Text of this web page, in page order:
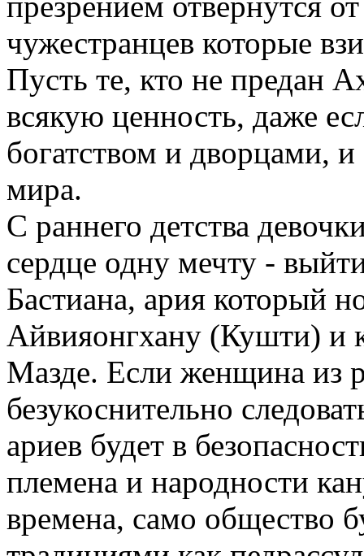
чужестранцев которые
Пусть те, кто не предан
всякую ценность, даже
богатством и дворцами,
мира.
С раннего детства
сердце одну мечту -
Бастиана, ария который
Айвияонгхану (Кушти) и
Мазде. Если женщина из
безукоснительно
ариев будет в
племена и народности
времена, само общество